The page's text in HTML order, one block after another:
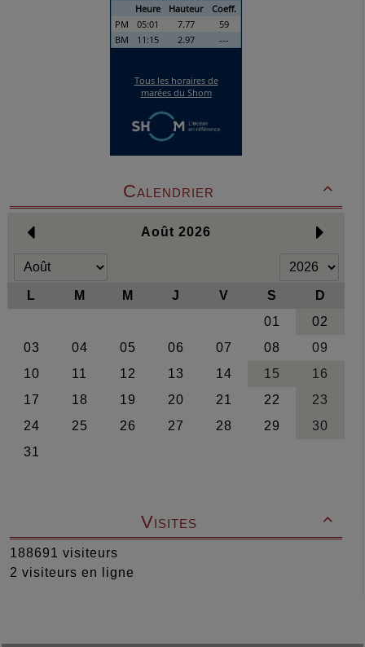

Calendrier

Visites
188691 visiteurs
2 visiteurs en ligne